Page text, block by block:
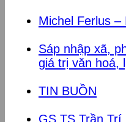
Michel Ferlus
Sáp nhập xã,
giá trị văn hoá,
TIN BUỒN
GS.TS Trần